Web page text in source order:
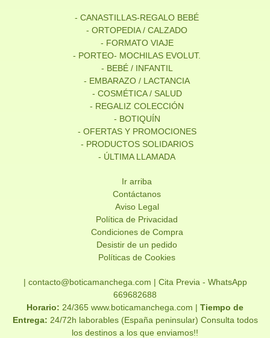
- CANASTILLAS-REGALO BEBÉ
- ORTOPEDIA / CALZADO
- FORMATO VIAJE
- PORTEO- MOCHILAS EVOLUT.
- BEBÉ / INFANTIL
- EMBARAZO / LACTANCIA
- COSMÉTICA / SALUD
- REGALIZ COLECCIÓN
- BOTIQUÍN
- OFERTAS Y PROMOCIONES
- PRODUCTOS SOLIDARIOS
- ÚLTIMA LLAMADA
Ir arriba
Contáctanos
Aviso Legal
Política de Privacidad
Condiciones de Compra
Desistir de un pedido
Políticas de Cookies
| contacto@boticamanchega.com | Cita Previa - WhatsApp
669682688
Horario: 24/365 www.boticamanchega.com | Tiempo de
Entrega: 24/72h laborables (España peninsular) Consulta todos
los destinos a los que enviamos!!